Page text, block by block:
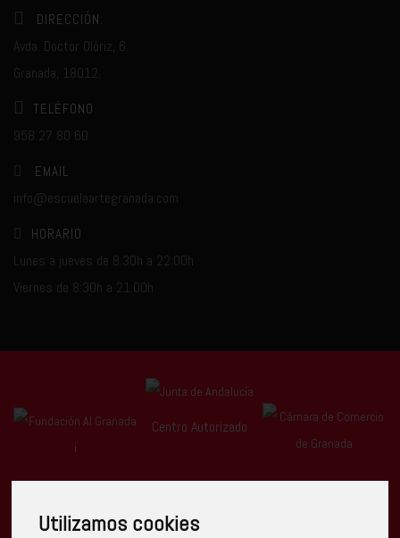
Utilizamos cookies
DIRECCIÓN:
Avda. Doctor Olóriz, 6.
Granada, 18012.
TELÉFONO
958 27 80 60
EMAIL
info@escuelaartegranada.com
HORARIO
Lunes a jueves de 8:30h a 22:00h
Viernes de 8:30h a 21:00h
Centro Autorizado